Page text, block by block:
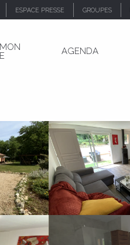
ESPACE PRESSE GROUPES
AGENDA